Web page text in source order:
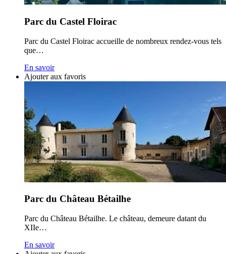
Parc du Castel Floirac
Parc du Castel Floirac accueille de nombreux rendez-vous tels
que…
En savoir
Ajouter aux favoris
Parc du Château Bétailhe
Parc du Château Bétailhe. Le château, demeure datant du
XIIe…
En savoir